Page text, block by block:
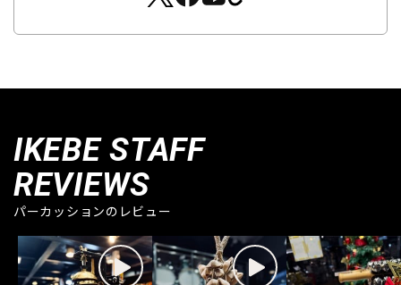
IKEBE STAFF
REVIEWS
パーカッションのレビュー